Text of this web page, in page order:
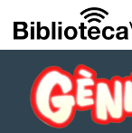
Saltar al contenido principal